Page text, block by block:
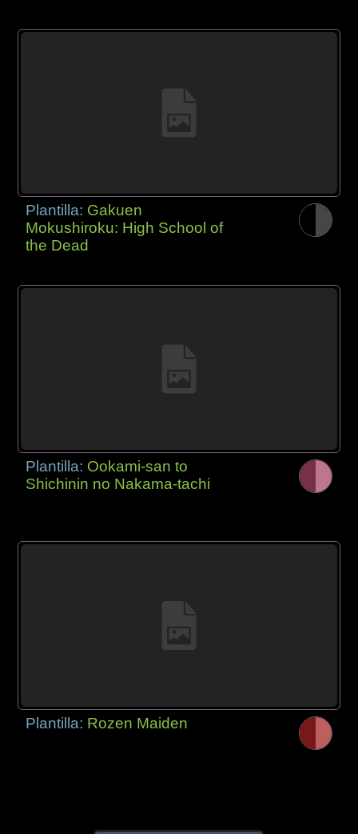
Plantilla: Gakuen
Mokushiroku: High School of
the Dead
Plantilla: Ookami-san to
Shichinin no Nakama-tachi
Plantilla: Rozen Maiden